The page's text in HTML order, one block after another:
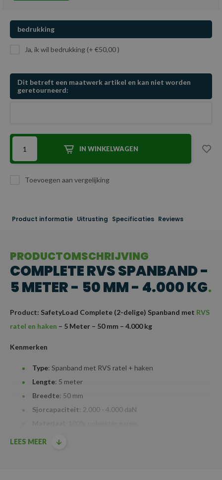
bedrukking
Ja, ik wil bedrukking (+ €50,00 )
Dit betreft een maatwerk artikel en kan niet worden
geretourneerd:
IN WINKELWAGEN
Toevoegen aan vergelijking
Product informatie Uitrusting Specificaties Reviews
PRODUCTOMSCHRIJVING
COMPLETE RVS SPANBAND -
5 METER - 50 MM - 4.000 KG
Product: SafetyLoad Complete (2-delige) Spanband met RVS
ratel en haken – 5 Meter – 50 mm – 4.000 kg
Kenmerken
Type: Spanband met RVS ratel + haken
Lengte: 5 meter
Breedte: 50 mm
Sjorcapaciteit: 2.000 - 4.000 daN
Mechanisme
LEES MEER